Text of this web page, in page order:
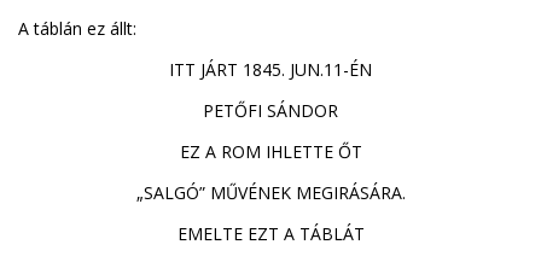
A táblán ez állt:
ITT JÁRT 1845. JUN.11-ÉN
PETŐFI SÁNDOR
EZ A ROM IHLETTE ŐT
„SALGÓ” MŰVÉNEK MEGIRÁSÁRA.
EMELTE EZT A TÁBLÁT